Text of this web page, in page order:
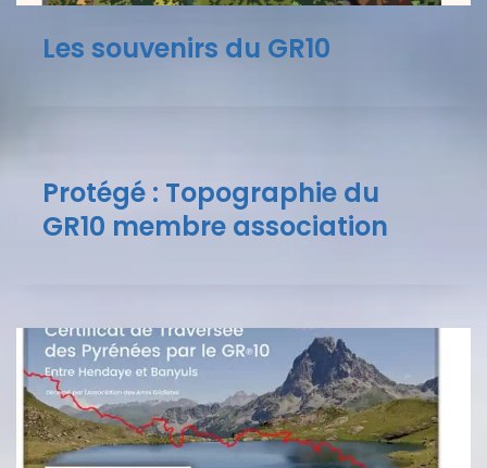
Les souvenirs du GR10
Protégé : Topographie du
GR10 membre association